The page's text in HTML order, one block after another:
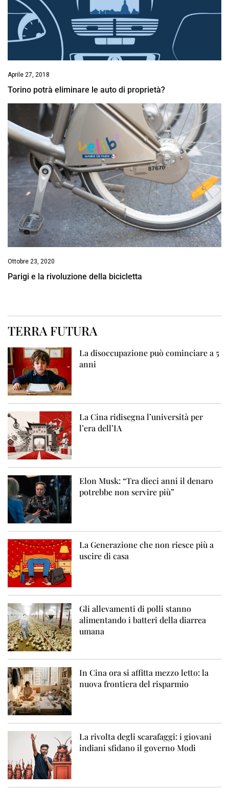
Aprile 27, 2018
Torino potrà eliminare le auto di proprietà?
Ottobre 23, 2020
Parigi e la rivoluzione della bicicletta
TERRA FUTURA
La disoccupazione può cominciare a 5
anni
La Cina ridisegna l’università per
l’era dell’IA
Elon Musk: “Tra dieci anni il denaro
potrebbe non servire più”
La Generazione che non riesce più a
uscire di casa
Gli allevamenti di polli stanno
alimentando i batteri della diarrea
umana
In Cina ora si affitta mezzo letto: la
nuova frontiera del risparmio
La rivolta degli scarafaggi: i giovani
indiani sfidano il governo Modi